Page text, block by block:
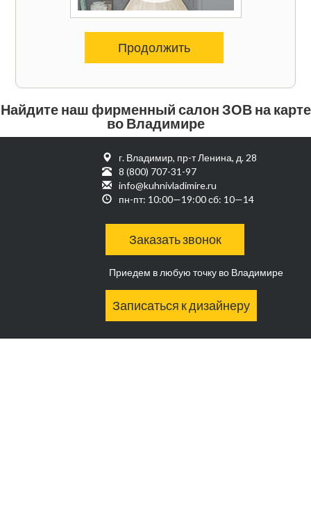
Продолжить
Найдите наш фирменный салон ЗОВ на карте
во Владимире
г. Владимир, пр-т Ленина, д. 28
8 (800) 707-31-97
info@kuhnivladimire.ru
пн-пт: 10:00—19:00 сб: 10—14
Заказать звонок
Приедем в любую точку во Владимире
Записаться к дизайнеру